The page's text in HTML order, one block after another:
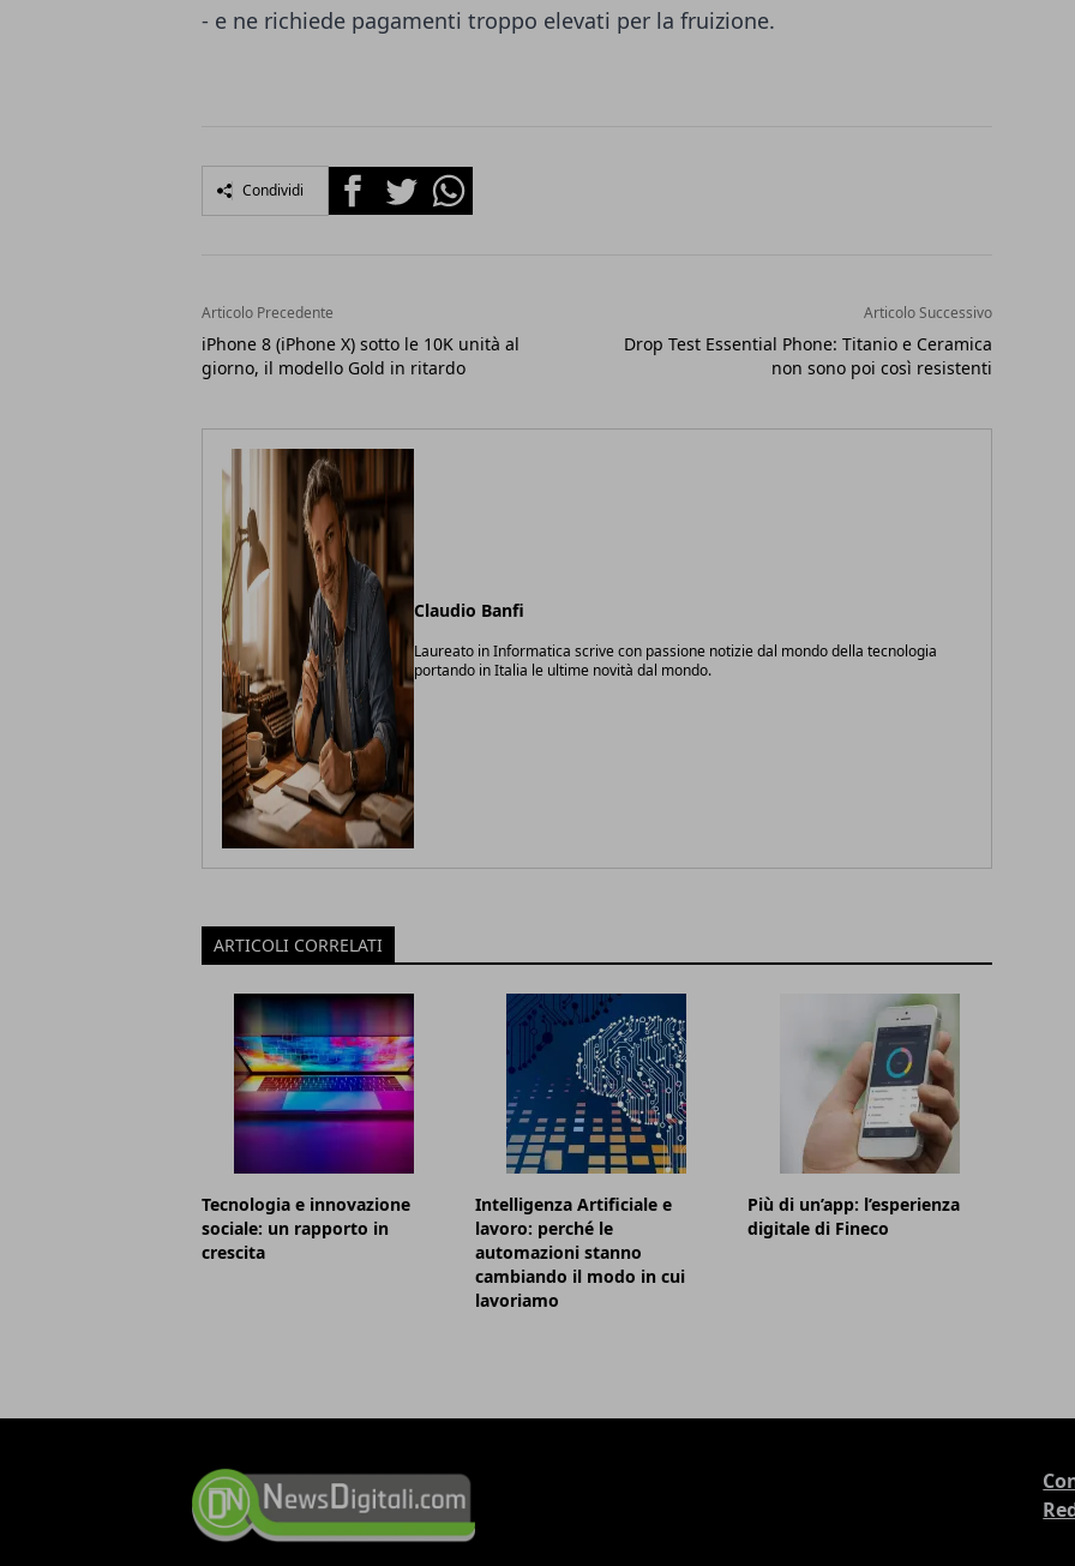
- e ne richiede pagamenti troppo elevati per la fruizione.
Condividi FacebookTwitterWhatsapp
Articolo Precedente
iPhone 8 (iPhone X) sotto le 10K unità al
giorno, il modello Gold in ritardo
Articolo Successivo
Drop Test Essential Phone: Titanio e Ceramica
non sono poi così resistenti
Claudio Banfi
Laureato in Informatica scrive con passione notizie dal mondo della tecnologia
portando in Italia le ultime novità dal mondo.
ARTICOLI CORRELATI
Tecnologia e innovazione
sociale: un rapporto in
crescita
Intelligenza Artificiale e
lavoro: perché le
automazioni stanno
cambiando il modo in cui
lavoriamo
Più di un’app: l’esperienza
digitale di Fineco